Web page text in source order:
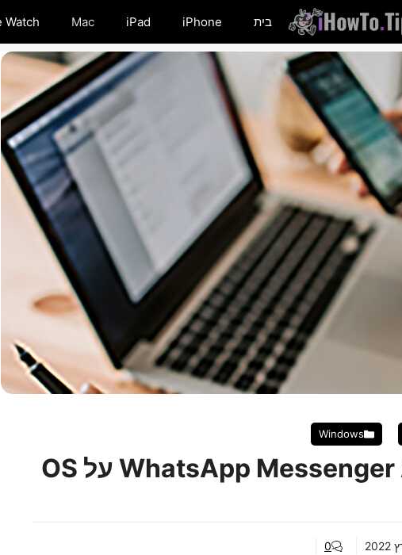
בית iPhone
iPad
Mac
Watch
Windows
להוריד ולהתקין WhatsApp Messenger App על OS
0